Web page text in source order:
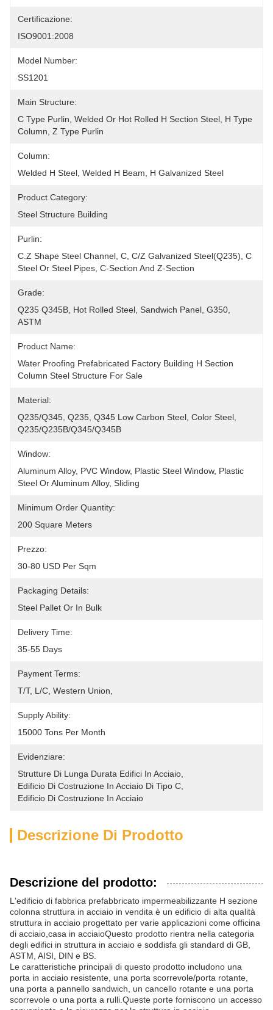
Certificazione:
ISO9001:2008
Model Number:
SS1201
Main Structure:
C Type Purlin, Welded Or Hot Rolled H Section Steel, H Type
Column, Z Type Purlin
Column:
Welded H Steel, Welded H Beam, H Galvanized Steel
Product Category:
Steel Structure Building
Purlin:
C.Z Shape Steel Channel, C, C/Z Galvanized Steel(Q235), C
Steel Or Steel Pipes, C-Section And Z-Section
Grade:
Q235 Q345B, Hot Rolled Steel, Sandwich Panel, G350,
ASTM
Product Name:
Water Proofing Prefabricated Factory Building H Section
Column Steel Structure For Sale
Material:
Q235/Q345, Q235, Q345 Low Carbon Steel, Color Steel,
Q235/Q235B/Q345/Q345B
Window:
Aluminum Alloy, PVC Window, Plastic Steel Window, Plastic
Steel Or Aluminum Alloy, Sliding
Minimum Order Quantity:
200 Square Meters
Prezzo:
30-80 USD Per Sqm
Packaging Details:
Steel Pallet Or In Bulk
Delivery Time:
35-55 Days
Payment Terms:
T/T, L/C, Western Union,
Supply Ability:
15000 Tons Per Month
Evidenziare:
Strutture Di Lunga Durata Edifici In Acciaio
Edificio Di Costruzione In Acciaio Di Tipo C
Edificio Di Costruzione In Acciaio
Descrizione Di Prodotto
Descrizione del prodotto:
L'edificio di fabbrica prefabbricato impermeabilizzante H sezione
colonna struttura in acciaio in vendita è un edificio di alta qualità
struttura in acciaio progettato per varie applicazioni come officina
di acciaio,casa in acciaioQuesto prodotto rientra nella categoria
degli edifici in struttura in acciaio e soddisfa gli standard di GB,
ASTM, AISI, DIN e BS.
Le caratteristiche principali di questo prodotto includono una
porta in acciaio resistente, una porta scorrevole/porta rotante,
una porta a pannello sandwich, un cancello rotante e una porta
scorrevole o una porta a rulli.Queste porte forniscono un accesso